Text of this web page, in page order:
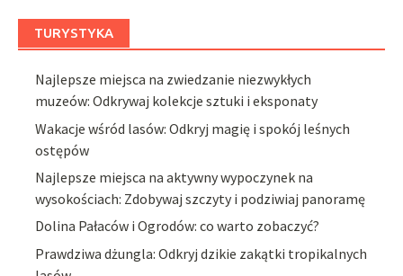
TURYSTYKA
Najlepsze miejsca na zwiedzanie niezwykłych
muzeów: Odkrywaj kolekcje sztuki i eksponaty
Wakacje wśród lasów: Odkryj magię i spokój leśnych
ostępów
Najlepsze miejsca na aktywny wypoczynek na
wysokościach: Zdobywaj szczyty i podziwiaj panoramę
Dolina Pałaców i Ogrodów: co warto zobaczyć?
Prawdziwa dżungla: Odkryj dzikie zakątki tropikalnych